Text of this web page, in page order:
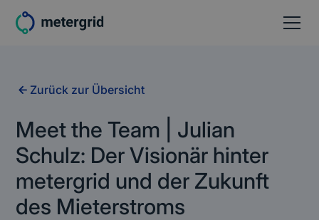
Zurück zur Übersicht
Meet the Team | Julian
Schulz: Der Visionär hinter
metergrid und der Zukunft
des Mieterstroms